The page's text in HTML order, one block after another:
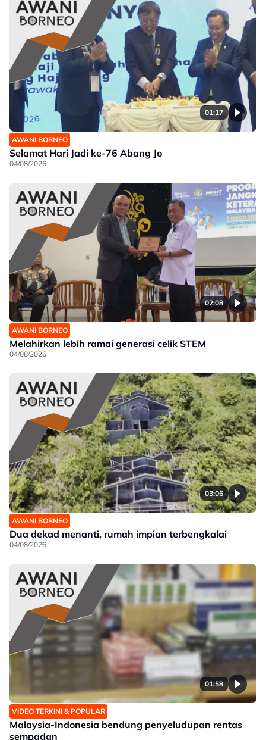
01:17
AWANI BORNEO
Selamat Hari Jadi ke-76 Abang Jo
04/08/2026
02:08
AWANI BORNEO
Melahirkan lebih ramai generasi celik STEM
04/08/2026
03:06
AWANI BORNEO
Dua dekad menanti, rumah impian terbengkalai
04/08/2026
01:58
VIDEO TERKINI & POPULAR
Malaysia-Indonesia bendung penyeludupan rentas
sempadan